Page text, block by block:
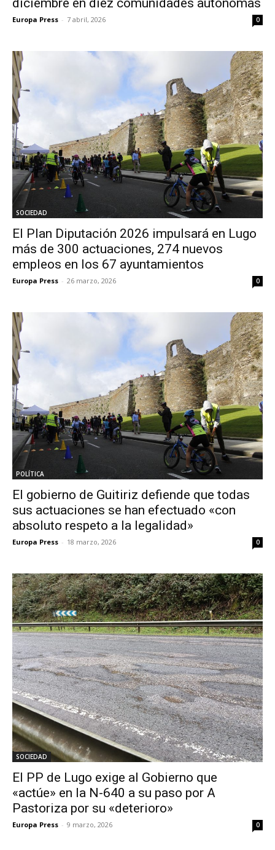
diciembre en diez comunidades autónomas
Europa Press - 7 abril, 2026 0
SOCIEDAD
El Plan Diputación 2026 impulsará en Lugo
más de 300 actuaciones, 274 nuevos
empleos en los 67 ayuntamientos
Europa Press - 26 marzo, 2026 0
POLÍTICA
El gobierno de Guitiriz defiende que todas
sus actuaciones se han efectuado «con
absoluto respeto a la legalidad»
Europa Press - 18 marzo, 2026 0
SOCIEDAD
El PP de Lugo exige al Gobierno que
«actúe» en la N-640 a su paso por A
Pastoriza por su «deterioro»
Europa Press - 9 marzo, 2026 0